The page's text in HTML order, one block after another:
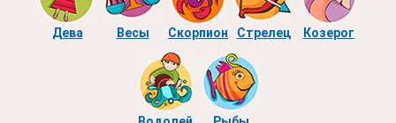
Дева Весы Скорпион Стрелец Козерог